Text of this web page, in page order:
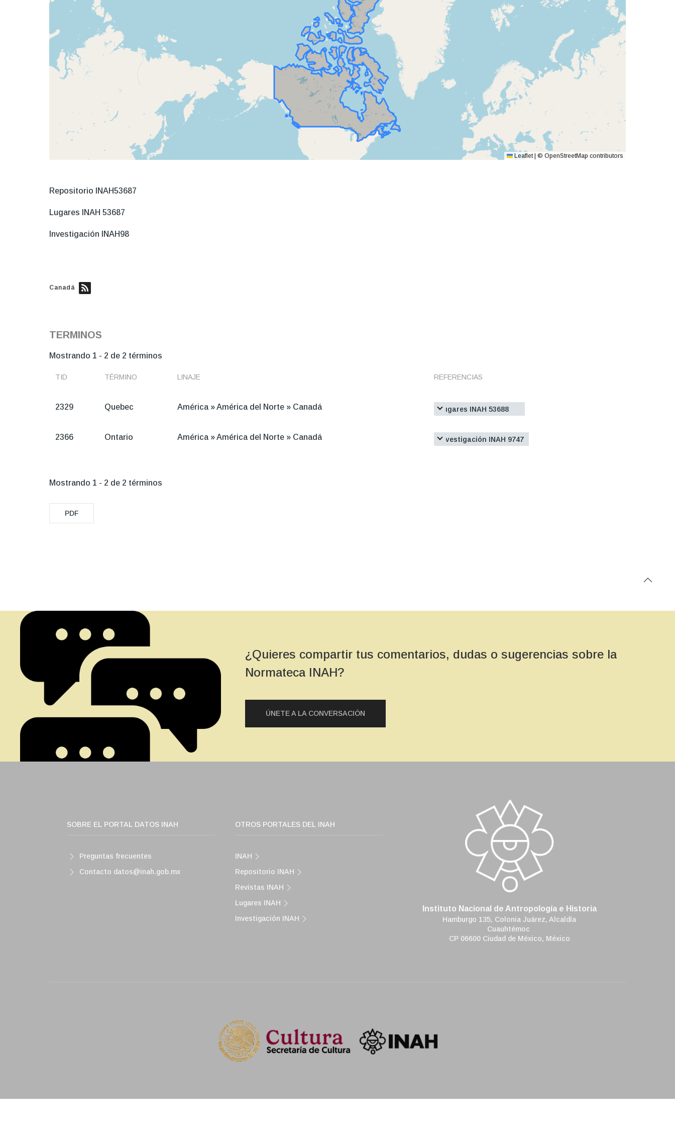
Leaflet © OpenStreetMap contributors
Repositorio INAH53687
Lugares INAH 53687
Investigación INAH98
Canadá
TERMINOS
Mostrando 1 - 2 de 2 términos
TID TÉRMINO LINAJE REFERENCIAS
2329 Quebec América »América del Norte » Canadá Lugares INAH 53688
Lista
acciones
2366 Ontario América »América del Norte » Canadá Investigación INAH 9747
Lista
Mostrando 1 - 2 de 2 términos
PDF
¿Quieres compartir tus comentarios, dudas o sugerencias sobre la
Normateca INAH?
ÚNETE A LA CONVERSACIÓN
Instituto Nacional de Antropología e Historia
Hamburgo 135, Colonia Juárez, Alcaldía
Cuauhtémoc
CP 06600 Ciudad de México, México
SOBRE EL PORTAL DATOS INAH
Preguntas frecuentes
Contacto datos@inah.gob.mx
OTROS PORTALES DEL INAH
INAH
Repositorio INAH
Revistas INAH
Lugares INAH
Investigación INAH